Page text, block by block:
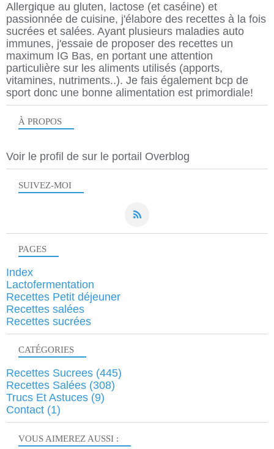
SUIVEZ-MOI
Allergique au gluten, lactose (et caséine) et
passionnée de cuisine, j'élabore des recettes à la fois
sucrées et salées. Ayant plusieurs maladies auto
immunes, j'essaie de proposer des recettes un
maximum IG Bas, en portant une attention
particulière sur les aliments utilisés (apports,
vitamines, nutriments..). Je fais également bcp de
sport donc une bonne alimentation est primordiale!
À PROPOS
Voir le profil de sur le portail Overblog
VOUS AIMEREZ AUSSI :
PAGES
Index
Lactofermentation
Recettes Petit déjeuner
Recettes salées
Recettes sucrées
CATÉGORIES
Recettes Sucrees (445)
Recettes Salées (308)
Trucs Et Astuces (9)
Contact (1)